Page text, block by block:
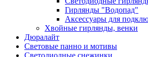
Гирлянды "Водопад"
Аксессуары для
Хвойные гирлянды, венки
Дюралайт
Световые панно и мотивы
Светодиодные снежинки